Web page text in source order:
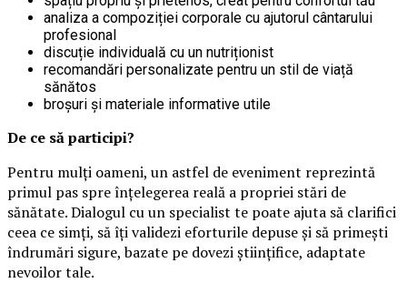
analiza a compoziției corporale cu ajutorul cântarului
profesional
discuție individuală cu un nutriționist
recomandări personalizate pentru un stil de viață
sănătos
broșuri și materiale informative utile
De ce să participi?
Pentru mulți oameni, un astfel de eveniment reprezintă
primul pas spre înțelegerea reală a propriei stări de
sănătate. Dialogul cu un specialist te poate ajuta să clarifici
ceea ce simți, să îți validezi eforturile depuse și să primești
îndrumări sigure, bazate pe dovezi științifice, adaptate
nevoilor tale.